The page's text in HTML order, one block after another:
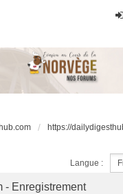
https://
Langue :
- Enregistrement